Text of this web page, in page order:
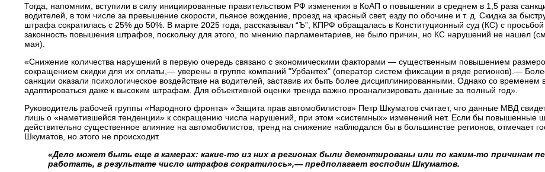
Тогда, напомним, вступили в силу инициированные правительством РФ изменения в КоАП о повышении в среднем в 1,5 раза
водителей, в том числе за превышение скорости, пьяное вождение, проезд на красный свет, езду по обочине и т. д. Скидка за
штрафа сократилась с 25% до 50%. В марте 2025 года, рассказывал “Ъ”, КПРФ обращалась в Конституционный суд (КС) с просьбой
законность повышения штрафов, поскольку для этого, по мнению парламентариев, не было причин, но КС нарушений не нашел
мая).
«Снижение количества нарушений в первую очередь связано с экономическими факторами — существенным повышением
сокращением скидки для их оплаты,— уверены в группе компаний "Урбантех" (оператор систем фиксации в ряде регионов).—
санкции оказали психологическое воздействие на водителей, заставив их быть более дисциплинированными. Однако со временем
адаптироваться даже к высоким штрафам. Для объективной оценки тренда важно проанализировать данные за полный год».
Руководитель рабочей группы «Народного фронта» «Защита прав автомобилистов» Петр Шкуматов считает, что данные МВД
лишь о «наметившейся тенденции» к сокращению числа нарушений, при этом «системных» изменений нет. Если бы повышенные
действительно существенное влияние на автомобилистов, тренд на снижение наблюдался бы в большинстве регионов, отмечает
Шкуматов, но этого не происходит.
«Дело может быть еще в камерах: какие-то из них в регионах были демонтированы или по каким-то причинам
работать, в результате число штрафов сократилось»,— предполагает господин Шкуматов.